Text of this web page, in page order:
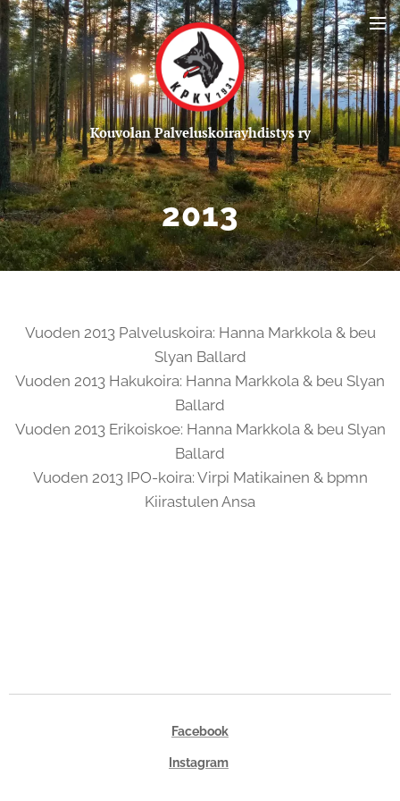
Kouvolan Palveluskoirayhdistys ry
2013
Vuoden 2013 Palveluskoira: Hanna Markkola & beu
Slyan Ballard
Vuoden 2013 Hakukoira: Hanna Markkola & beu Slyan
Ballard
Vuoden 2013 Erikoiskoe: Hanna Markkola & beu Slyan
Ballard
Vuoden 2013 IPO-koira: Virpi Matikainen & bpmn
Kiirastulen Ansa
Facebook
Instagram